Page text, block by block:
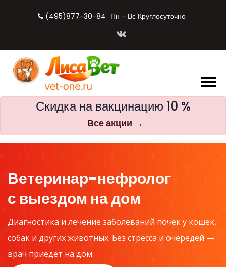
(495)877-30-84 Пн - Вс Круглосуточно
Скидка на вакцинацию 10 %
Все акции →
Ветеринар-нефролог
с выездом на дом
Диагностика и лечение заболеваний почек у кошек,
собак и других животных. Без стресса и очередей —
врач приедет на дом.